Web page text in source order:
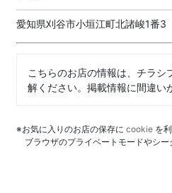
愛知県刈谷市小垣江町北諸峻1番3
こちらのお店の情報は、チラ
解ください。掲載情報に間違い
※お気に入りのお店の保存に cookie を
ブラウザのプライベートモードやシ